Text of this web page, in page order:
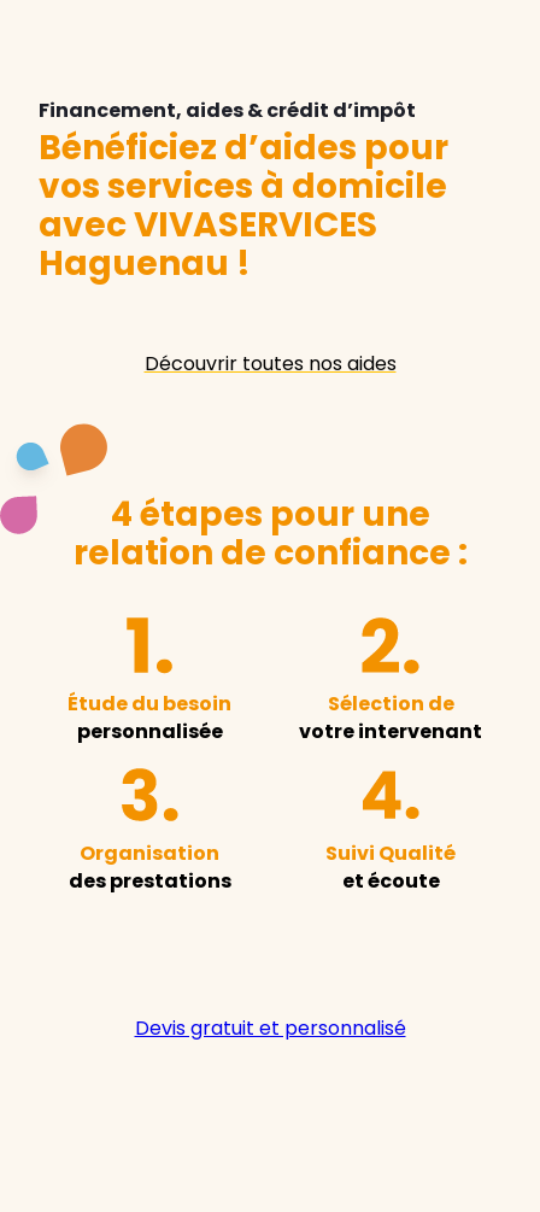
Financement, aides & crédit d’impôt
Bénéficiez d’aides pour
vos services à domicile
avec VIVASERVICES
Haguenau !
Découvrir toutes nos aides
4 étapes pour une
relation de confiance :
Étude du besoin
personnalisée
Sélection de
votre intervenant
Organisation
des prestations
Suivi Qualité
et écoute
Devis gratuit et personnalisé